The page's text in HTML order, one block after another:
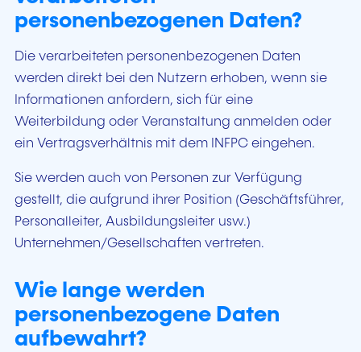
personenbezogenen Daten?
Die verarbeiteten personenbezogenen Daten
werden direkt bei den Nutzern erhoben, wenn sie
Informationen anfordern, sich für eine
Weiterbildung oder Veranstaltung anmelden oder
ein Vertragsverhältnis mit dem INFPC eingehen.
Sie werden auch von Personen zur Verfügung
gestellt, die aufgrund ihrer Position (Geschäftsführer,
Personalleiter, Ausbildungsleiter usw.)
Unternehmen/Gesellschaften vertreten.
Wie lange werden
personenbezogene Daten
aufbewahrt?